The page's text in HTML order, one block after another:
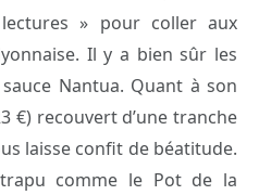
» pour coller aux
Il y a bien sûr les
Nantua. Quant à son
€) recouvert d’une tranche
laisse confit de béatitude.
comme le Pot de la